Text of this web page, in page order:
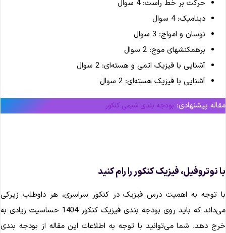
حرکت بر خط راست: 4 سوال
دینامیک: 4 سوال
نوسان و امواج: 3 سوال
برهمکنشهای موج: 2 سوال
آشنایی با فیزیک اتمی و هسته‌ای: 2 سوال
آشنایی با فیزیک هسته‌ای: 2 سوال
پیشنهادی: بودجه بندی شیمی کنکور
نوتروفیل، فیزیک کنکور را رام کنید
توجه به اهمیت درس فیزیک در کنکور سراسری، هر داوطلب زیرکی
می‌داند که باید روی بودجه ‌بندی فیزیک کنکور 1404 حساسیت زیادی به
دهد. شما می‌توانید با توجه به اطلاعات این مقاله از بودجه ‌بندی